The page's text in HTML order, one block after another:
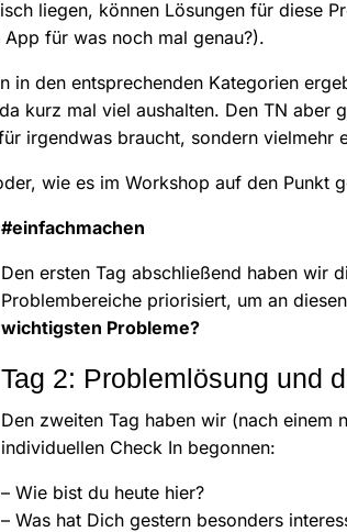
liegen, können Lösungen für diese
für was noch mal genau?).
in den entsprechenden Kategorien
kurz mal viel aushalten. Den TN aber
irgendwas braucht, sondern vielmehr
wie es im Workshop auf den Punkt
#einfachmachen
Den ersten Tag abschließend haben wir
Problembereiche priorisiert, um an
wichtigsten Probleme?
Tag 2: Problemlösung und
Den zweiten Tag haben wir (nach einem
individuellen Check In begonnen:
– Wie bist du heute hier?
– Was hat Dich gestern besonders